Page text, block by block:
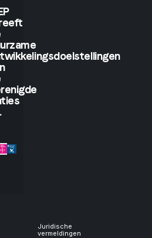
Juridische
vermeldingen
will
see.
But
if
let